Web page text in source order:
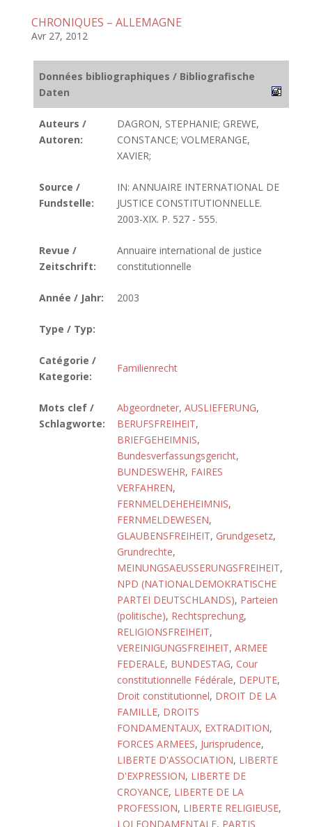
CHRONIQUES – ALLEMAGNE
Avr 27, 2012
Données bibliographiques / Bibliografische
Daten
Auteurs /
Autoren:
DAGRON, STEPHANIE; GREWE,
CONSTANCE; VOLMERANGE,
XAVIER;
Source /
Fundstelle:
IN: ANNUAIRE INTERNATIONAL DE
JUSTICE CONSTITUTIONNELLE.
2003-XIX. P. 527 - 555.
Revue /
Zeitschrift:
Annuaire international de justice
constitutionnelle
Année / Jahr: 2003
Type / Typ:
Catégorie /
Kategorie:
Familienrecht
Mots clef /
Schlagworte:
Abgeordneter, AUSLIEFERUNG,
BERUFSFREIHEIT,
BRIEFGEHEIMNIS,
Bundesverfassungsgericht,
BUNDESWEHR, FAIRES
VERFAHREN,
FERNMELDEHEHEIMNIS,
FERNMELDEWESEN,
GLAUBENSFREIHEIT, Grundgesetz,
Grundrechte,
MEINUNGSAEUSSERUNGSFREIHEIT,
NPD (NATIONALDEMOKRATISCHE
PARTEI DEUTSCHLANDS), Parteien
(politische), Rechtsprechung,
RELIGIONSFREIHEIT,
VEREINIGUNGSFREIHEIT, ARMEE
FEDERALE, BUNDESTAG, Cour
constitutionnelle Fédérale, DEPUTE,
Droit constitutionnel, DROIT DE LA
FAMILLE, DROITS
FONDAMENTAUX, EXTRADITION,
FORCES ARMEES, Jurisprudence,
LIBERTE D'ASSOCIATION, LIBERTE
D'EXPRESSION, LIBERTE DE
CROYANCE, LIBERTE DE LA
PROFESSION, LIBERTE RELIGIEUSE,
LOI FONDAMENTALE, PARTIS